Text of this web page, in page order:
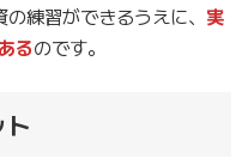
練習ができるうえに、 実
るのです。